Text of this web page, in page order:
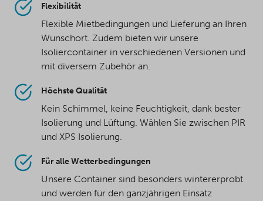
Flexibilität
Flexible Mietbedingungen und Lieferung an Ihren
Wunschort. Zudem bieten wir unsere
Isoliercontainer in verschiedenen Versionen und
mit diversem Zubehör an.
Höchste Qualität
Kein Schimmel, keine Feuchtigkeit, dank bester
Isolierung und Lüftung. Wählen Sie zwischen PIR
und XPS Isolierung.
Für alle Wetterbedingungen
Unsere Container sind besonders wintererprobt
und werden für den ganzjährigen Einsatz